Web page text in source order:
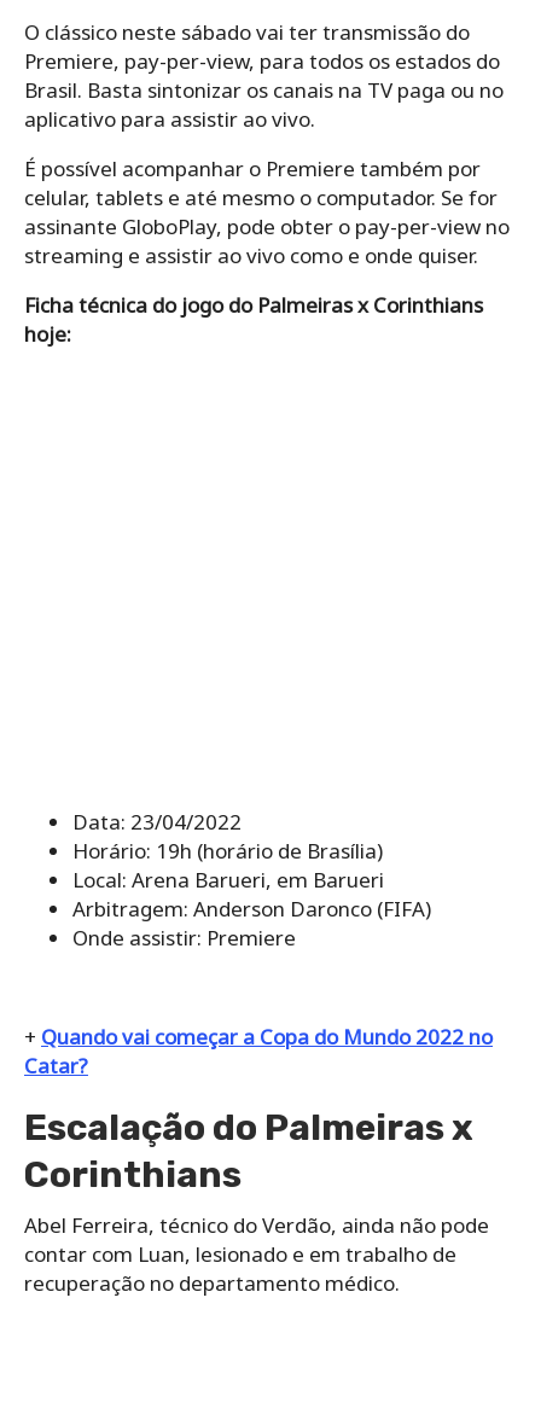
O clássico neste sábado vai ter transmissão do
Premiere, pay-per-view, para todos os estados do
Brasil. Basta sintonizar os canais na TV paga ou no
aplicativo para assistir ao vivo.
É possível acompanhar o Premiere também por
celular, tablets e até mesmo o computador. Se for
assinante GloboPlay, pode obter o pay-per-view no
streaming e assistir ao vivo como e onde quiser.
Ficha técnica do jogo do Palmeiras x Corinthians
hoje:
Data: 23/04/2022
Horário: 19h (horário de Brasília)
Local: Arena Barueri, em Barueri
Arbitragem: Anderson Daronco (FIFA)
Onde assistir: Premiere
+ Quando vai começar a Copa do Mundo 2022 no
Catar?
Escalação do Palmeiras x
Corinthians
Abel Ferreira, técnico do Verdão, ainda não pode
contar com Luan, lesionado e em trabalho de
recuperação no departamento médico.